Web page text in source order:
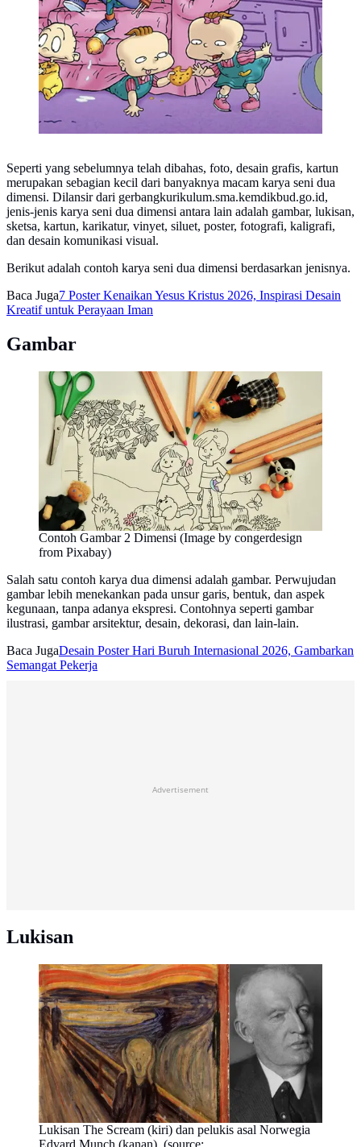
Seperti yang sebelumnya telah dibahas, foto, desain grafis, kartun
merupakan sebagian kecil dari banyaknya macam karya seni dua
dimensi. Dilansir dari gerbangkurikulum.sma.kemdikbud.go.id,
jenis-jenis karya seni dua dimensi antara lain adalah gambar, lukisan,
sketsa, kartun, karikatur, vinyet, siluet, poster, fotografi, kaligrafi,
dan desain komunikasi visual.
Berikut adalah contoh karya seni dua dimensi berdasarkan jenisnya.
Baca Juga7 Poster Kenaikan Yesus Kristus 2026, Inspirasi Desain
Kreatif untuk Perayaan Iman
Gambar
Contoh Gambar 2 Dimensi (Image by congerdesign
from Pixabay)
Salah satu contoh karya dua dimensi adalah gambar. Perwujudan
gambar lebih menekankan pada unsur garis, bentuk, dan aspek
kegunaan, tanpa adanya ekspresi. Contohnya seperti gambar
ilustrasi, gambar arsitektur, desain, dekorasi, dan lain-lain.
Baca JugaDesain Poster Hari Buruh Internasional 2026, Gambarkan
Semangat Pekerja
Advertisement
Lukisan
Lukisan The Scream (kiri) dan pelukis asal Norwegia